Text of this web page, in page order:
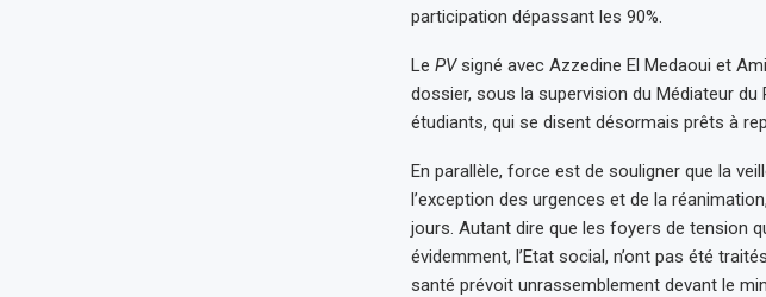
participation dépassant les 90%.
Le PVsigné avec Azzedine El Medaoui et
dossier, sous la supervision du Médiateur
étudiants, qui se disent désormais prêts à
En parallèle, force est de souligner que la
l’exception des urgences et de la
jours. Autant dire que les foyers de tension
évidemment, l’Etat social, n’ont pas été
santé prévoit unrassemblement devant le